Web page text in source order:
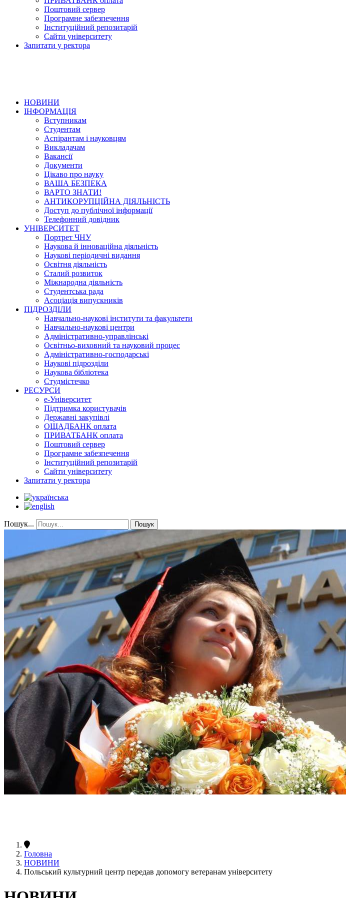
Поштовий сервер
Програмне забезпечення
Інституційний репозитарій
Сайти університету
Запитати у ректора
НОВИНИ
ІНФОРМАЦІЯ
Вступникам
Студентам
Аспірантам і науковцям
Викладачам
Вакансії
Документи
Цікаво про науку
ВАША БЕЗПЕКА
ВАРТО ЗНАТИ!
АНТИКОРУПЦІЙНА ДІЯЛЬНІСТЬ
Доступ до публічної інформації
Телефонний довідник
УНІВЕРСИТЕТ
Портрет ЧНУ
Наукова й інноваційна діяльність
Наукові періодичні видання
Освітня діяльність
Сталий розвиток
Міжнародна діяльність
Студентська рада
Асоціація випускників
ПІДРОЗДІЛИ
Навчально-наукові інститути та факультети
Навчально-наукові центри
Адміністративно-управлінські
Освітньо-виховний та науковий процес
Адміністративно-господарські
Наукові підрозділи
Наукова бібліотека
Студмістечко
РЕСУРСИ
е-Університет
Підтримка користувачів
Державні закупівлі
ОЩАДБАНК оплата
ПРИВАТБАНК оплата
Поштовий сервер
Програмне забезпечення
Інституційний репозитарій
Сайти університету
Запитати у ректора
Пошук... Пошук
Головна
НОВИНИ
Польський культурний центр передав допомогу ветеранам університету